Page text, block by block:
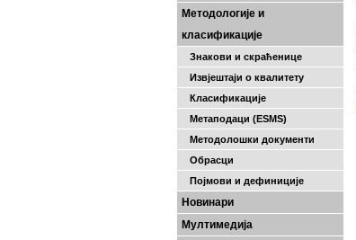
Методологије и
класификације
Знакови и скраћенице
Извјештаји о квалитету
Класификације
Метаподаци (ESMS)
Методолошки документи
Обрасци
Појмови и дефиниције
Новинари
Мултимедија